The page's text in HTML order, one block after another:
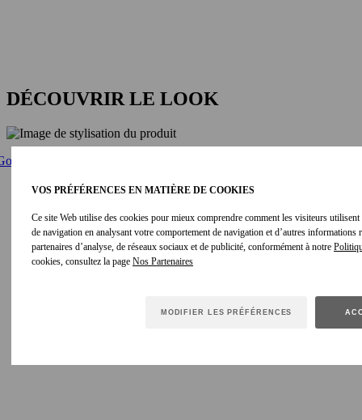
VOS PRÉFÉRENCES EN MATIÈRE DE COOKIES
Ce site Web utilise des cookies pour mieux comprendre comment les visiteurs
de navigation en analysant votre comportement de navigation et d’autres
partenaires d’analyse, de réseaux sociaux et de publicité, conformément à notre
cookies, consultez la page
MODIFIER LES PRÉFÉRENCES
DÉCOUVRIR LE LOOK